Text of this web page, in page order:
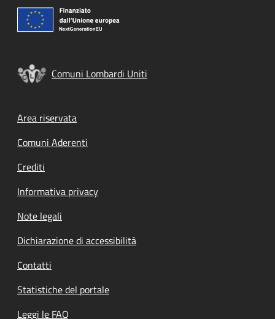
Comuni Lombardi Uniti
Footer menu
Area riservata
Comuni Aderenti
Crediti
Informativa privacy
Note legali
Dichiarazione di accessibilità
Contatti
Statistiche del portale
Leggi le FAQ